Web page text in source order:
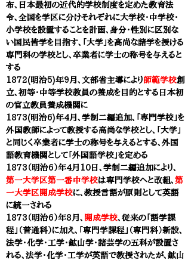
布、日本最初の近代的学校制度を定めた教育法
令、全国を学区に分けそれぞれに大学校・中学校・
小学校を設置することを計画、身分・性別に区別な
い国民皆学を目指す、「大学」を高尚な諸学を授ける
専門科の学校とし、卒業者に学士の称号を与えると
する
1872(明治5)年9月、文部省主導により 師範学校創
立、初等・中等学校教員の養成を目的とする日本初
の官立教員養成機関に
1873(明治6)年4月、学制二編追加、「専門学校」を
外国教師によって教授する高尚な学校とし、「大学」
と同じく卒業者に学士の称号を与えるとする、外国
語教育機関として「外国語学校」を定める
1873（明治6）年4月10日、学制二編追加により、
第一大学区第一番中学校は専門学校へと改組、 第
一大学区開成学校に、教授言語が原則として英語
に統一される
1873（明治6）年8月、 開成学校、従来の「語学課
程」（普通科）に加え、「専門学課程」（専門科）新設、
法学・化学・工学・鉱山学・諸芸学の五科が設置さ
れる、法学・化学・工学が英語で教授されたが、鉱山